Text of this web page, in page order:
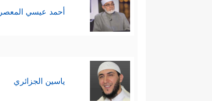
أحمد عيسي
ياسين الجزائري